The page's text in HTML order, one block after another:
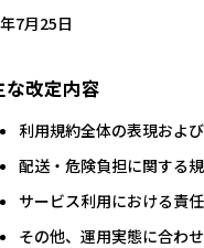
7月25日
改定内容
利用規約全体の表現およ
配送・危険負担に関する
サービス利用における責
その他、運用実態に合わ